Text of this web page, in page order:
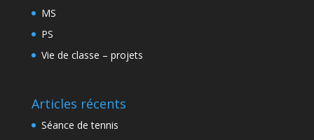
MS
PS
Vie de classe – projets
Articles récents
Séance de tennis